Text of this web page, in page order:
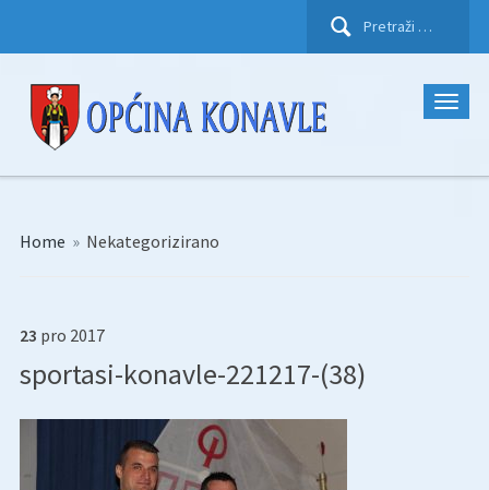
Pretraži:
Home » Nekategorizirano
23 pro 2017
sportasi-konavle-221217-(38)